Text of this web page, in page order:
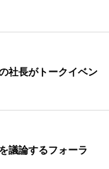
社長がトークイベン
議論するフォーラ